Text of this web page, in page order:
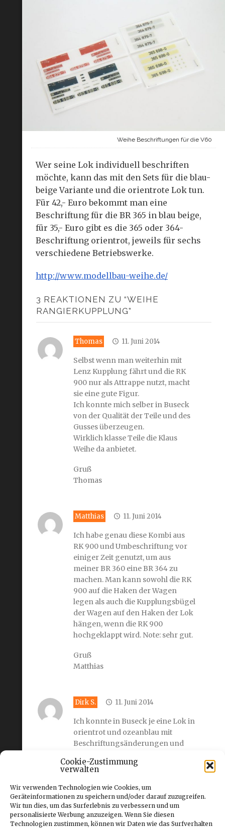
Cookie-Zustimmung
verwalten
Wir verwenden Technologien wie Cookies, um
Geräteinformationen zu speichern und/oder darauf zuzugreifen.
Wir tun dies, um das Surferlebnis zu verbessern und um
personalisierte Werbung anzuzeigen. Wenn Sie diesen
Technologien zustimmen, können wir Daten wie das Surfverhalten
Weihe Beschriftungen für die V60
Wer seine Lok individuell beschriften
möchte, kann das mit den Sets für die blau-
beige Variante und die orientrote Lok tun.
Für 42,- Euro bekommt man eine
Beschriftung für die BR 365 in blau beige,
für 35,- Euro gibt es die 365 oder 364-
Beschriftung orientrot, jeweils für sechs
verschiedene Betriebswerke.
http://www.modellbau-weihe.de/
3 REAKTIONEN ZU “WEIHE
RANGIERKUPPLUNG”
Thomas 11. Juni 2014
Selbst wenn man weiterhin mit
Lenz Kupplung fährt und die RK
900 nur als Attrappe nutzt, macht
sie eine gute Figur.
Ich konnte mich selber in Buseck
von der Qualität der Teile und des
Gusses überzeugen.
Wirklich klasse Teile die Klaus
Weihe da anbietet.
Gruß
Thomas
Matthias 11. Juni 2014
Ich habe genau diese Kombi aus
RK 900 und Umbeschriftung vor
einiger Zeit genutzt, um aus
meiner BR 360 eine BR 364 zu
machen. Man kann sowohl die RK
900 auf die Haken der Wagen
legen als auch die Kupplungsbügel
der Wagen auf den Haken der Lok
hängen, wenn die RK 900
hochgeklappt wird. Note: sehr gut.
Gruß
Matthias
Dirk S. 11. Juni 2014
Ich konnte in Buseck je eine Lok in
orientrot und ozeanblau mit
Beschriftungsänderungen und
nehmen.
Die Qualität der Beschriftungen
und die Detailierung der Kupplung
begeistern mich bis heute!